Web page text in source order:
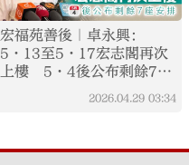
宏福苑善後｜卓永興：
5·13至5·17宏志閣再次
上樓 5·4後公布剩餘7座
2026.04.29 03:34